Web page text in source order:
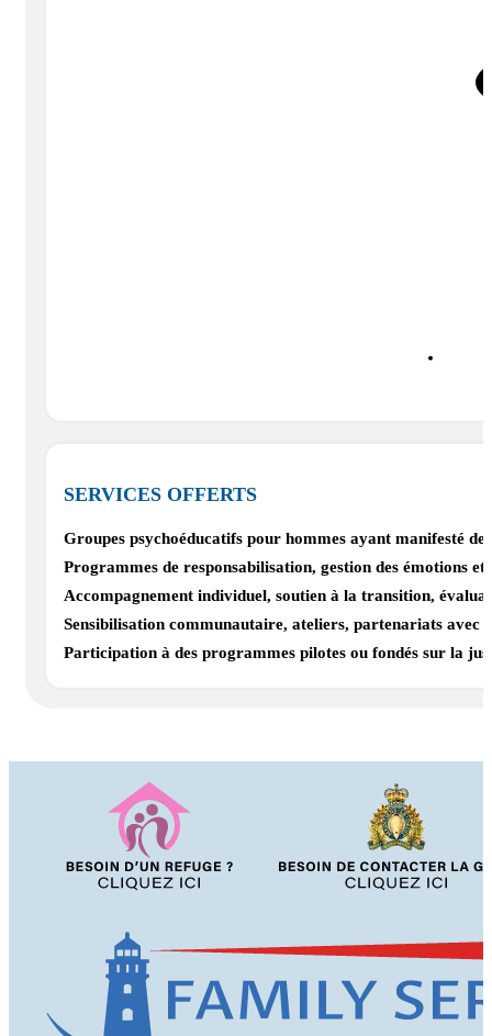
SERVICES OFFERTS
Groupes psychoéducatifs pour hommes ayant manifesté
Programmes de responsabilisation, gestion des émotions
Accompagnement individuel, soutien à la transition,
Sensibilisation communautaire, ateliers, partenariats avec
Participation à des programmes pilotes ou fondés sur la